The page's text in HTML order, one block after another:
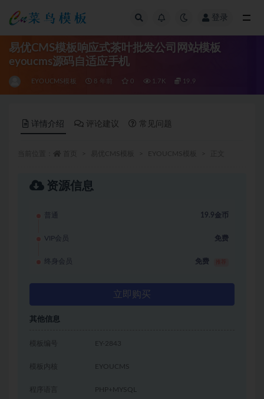
登录
易优CMS模板响应式茶叶批发公司网站模板
eyoucms源码自适应手机
EYOUCMS模板 8 年前 0 1.7K 19.9
详情介绍 评论建议 常见问题
资源信息
普通 19.9金币
VIP会员 免费
终身会员 免费
立即购买
其他信息
模板编号 EY-2843
模板内核 EYOUCMS
程序语言 PHP+MYSQL